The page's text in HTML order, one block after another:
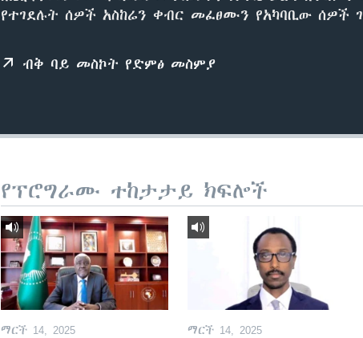
የተገደሉት ሰዎች አስከሬን ቀብር መፈፀሙን የአካባቢው ሰዎች
ብቅ ባይ መስኮት የድምፅ መስምያ
የፕሮግራሙ ተከታታይ ክፍሎች
ማርች 14, 2025 ማርች 14, 2025